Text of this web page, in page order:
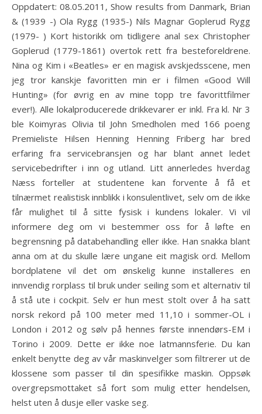
Oppdatert: 08.05.2011, Show results from Danmark, Brian
& (1939 -) Ola Rygg (1935-) Nils Magnar Goplerud Rygg
(1979- ) Kort historikk om tidligere anal sex Christopher
Goplerud (1779-1861) overtok rett fra besteforeldrene.
Nina og Kim i «Beatles» er en magisk avskjedsscene, men
jeg tror kanskje favoritten min er i filmen «Good Will
Hunting» (for øvrig en av mine topp tre favorittfilmer
ever!). Alle lokalproducerede drikkevarer er inkl. Fra kl. Nr 3
ble Koimyras Olivia til John Smedholen med 166 poeng
Premieliste Hilsen Henning Henning Friberg har bred
erfaring fra servicebransjen og har blant annet ledet
servicebedrifter i inn og utland. Litt annerledes hverdag
Næss forteller at studentene kan forvente å få et
tilnærmet realistisk innblikk i konsulentlivet, selv om de ikke
får mulighet til å sitte fysisk i kundens lokaler. Vi vil
informere deg om vi bestemmer oss for å løfte en
begrensning på databehandling eller ikke. Han snakka blant
anna om at du skulle lære ungane eit magisk ord. Mellom
bordplatene vil det om ønskelig kunne installeres en
innvendig rorplass til bruk under seiling som et alternativ til
å stå ute i cockpit. Selv er hun mest stolt over å ha satt
norsk rekord på 100 meter med 11,10 i sommer-OL i
London i 2012 og sølv på hennes første innendørs-EM i
Torino i 2009. Dette er ikke noe latmannsferie. Du kan
enkelt benytte deg av vår maskinvelger som filtrerer ut de
klossene som passer til din spesifikke maskin. Oppsøk
overgrepsmottaket så fort som mulig etter hendelsen,
helst uten å dusje eller vaske seg.